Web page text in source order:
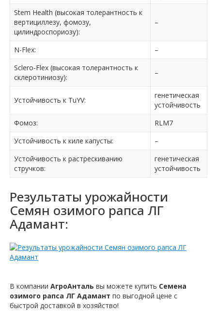
Stem Health (высокая толерантность к
вертициллезу, фомозу,
цилиндроспориозу):
–
N-Flex:
–
Sclero-Flex (высокая толерантность к
склеротиниозу):
–
Устойчивость к TuYV:
генетическая
устойчивость
Фомоз:
RLM7
Устойчивость к киле капусты:
–
Устойчивость к растрескиванию
стручков:
генетическая
устойчивость
Результаты урожайности
Семян озимого рапса ЛГ
Адамант:
В компании АгроАнталь вы можете купить Семена
озимого рапса ЛГ Адамант по выгодной цене с
быстрой доставкой в хозяйство!